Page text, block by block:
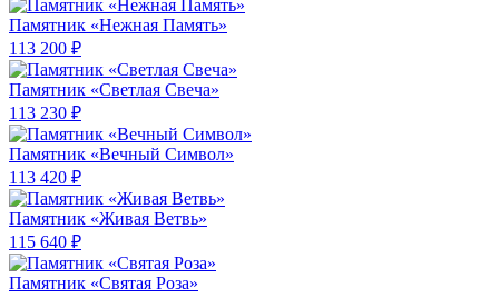
Памятник «Нежная Память»
113 200 ₽
Памятник «Светлая Свеча»
113 230 ₽
Памятник «Вечный Символ»
113 420 ₽
Памятник «Живая Ветвь»
115 640 ₽
Памятник «Святая Роза»